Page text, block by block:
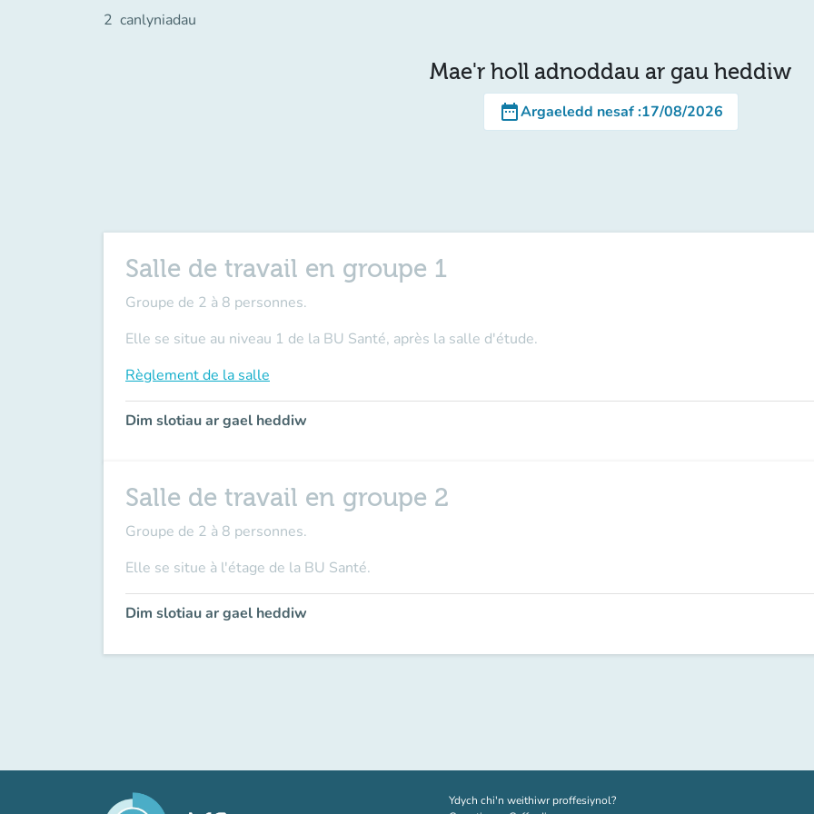
2 canlyniadau
Mae'r holl adnoddau ar gau heddiw
date_rangeArgaeledd nesaf:17/08/2026
Salle de travail en groupe 1
Groupe de 2 à 8 personnes.
Elle se situe au niveau 1 de la BU Santé, après la salle d'étude.
Règlement de la salle
Dim slotiau ar gael heddiw
Salle de travail en groupe 2
Groupe de 2 à 8 personnes.
Elle se situe à l'étage de la BU Santé.
Dim slotiau ar gael heddiw
Ydych chi'n weithiwr proffesiynol?(tab newydd)